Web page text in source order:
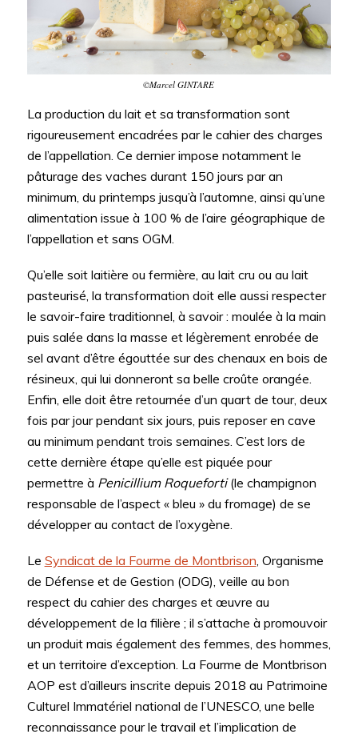
©Marcel GINTARE
La production du lait et sa transformation sont
rigoureusement encadrées par le cahier des charges
de l’appellation. Ce dernier impose notamment le
pâturage des vaches durant 150 jours par an
minimum, du printemps jusqu’à l’automne, ainsi qu’une
alimentation issue à 100 % de l’aire géographique de
l’appellation et sans OGM.
Qu’elle soit laitière ou fermière, au lait cru ou au lait
pasteurisé, la transformation doit elle aussi respecter
le savoir-faire traditionnel, à savoir : moulée à la main
puis salée dans la masse et légèrement enrobée de
sel avant d’être égouttée sur des chenaux en bois de
résineux, qui lui donneront sa belle croûte orangée.
Enfin, elle doit être retournée d’un quart de tour, deux
fois par jour pendant six jours, puis reposer en cave
au minimum pendant trois semaines. C’est lors de
cette dernière étape qu’elle est piquée pour
permettre à Penicillium Roqueforti(le champignon
responsable de l’aspect « bleu » du fromage) de se
développer au contact de l’oxygène.
Le Syndicat de la Fourme de Montbrison, Organisme
de Défense et de Gestion (ODG), veille au bon
respect du cahier des charges et œuvre au
développement de la filière ; il s’attache à promouvoir
un produit mais également des femmes, des hommes,
et un territoire d’exception. La Fourme de Montbrison
AOP est d’ailleurs inscrite depuis 2018 au Patrimoine
Culturel Immatériel national de l’UNESCO, une belle
reconnaissance pour le travail et l’implication de